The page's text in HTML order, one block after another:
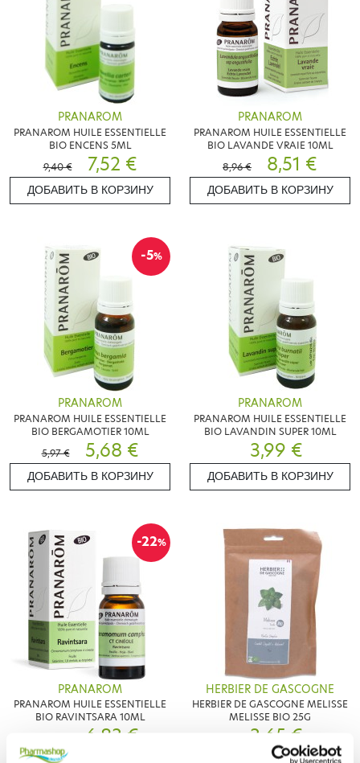
PRANAROM
PRANAROM HUILE ESSENTIELLE
BIO ENCENS 5ML
9,40 €
7,52 €
ДОБАВИТЬ В КОРЗИНУ
PRANAROM
PRANAROM HUILE ESSENTIELLE
BIO LAVANDE VRAIE 10ML
8,96 €
8,51 €
ДОБАВИТЬ В КОРЗИНУ
-5%
PRANAROM
PRANAROM HUILE ESSENTIELLE
BIO BERGAMOTIER 10ML
5,97 €
5,68 €
ДОБАВИТЬ В КОРЗИНУ
PRANAROM
PRANAROM HUILE ESSENTIELLE
BIO LAVANDIN SUPER 10ML
3,99 €
ДОБАВИТЬ В КОРЗИНУ
-22%
PRANAROM
PRANAROM HUILE ESSENTIELLE
BIO RAVINTSARA 10ML
6,83 €
HERBIER DE GASCOGNE
HERBIER DE GASCOGNE MELISSE
MELISSE BIO 25G
3,65 €